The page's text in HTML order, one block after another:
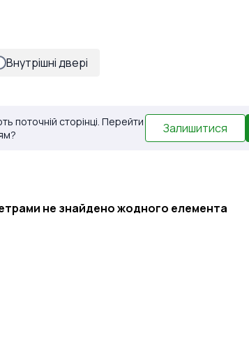
Внутрішні двері
поточній сторінці. Перейти
Залишитися
не знайдено жодного елемента